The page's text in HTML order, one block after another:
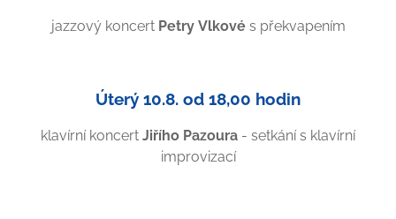
jazzový koncert Petry Vlkové s překvapením
Úterý 10.8. od 18,00 hodin
klavírní koncert Jiřího Pazoura - setkání s klavírní
improvizací